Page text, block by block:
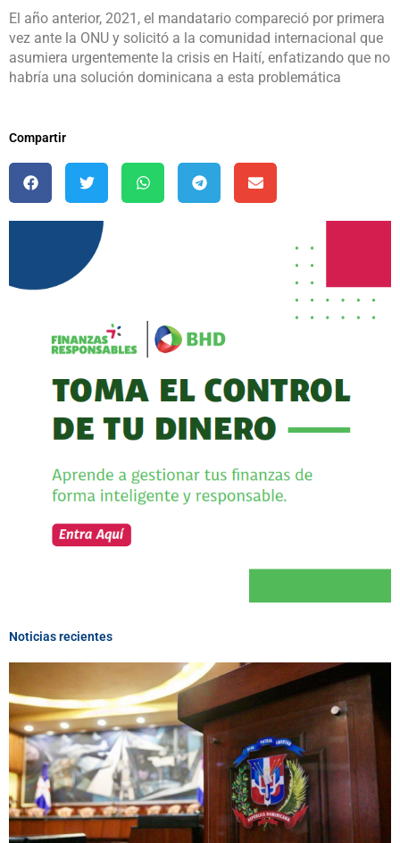
El año anterior, 2021, el mandatario compareció por primera
vez ante la ONU y solicitó a la comunidad internacional que
asumiera urgentemente la crisis en Haití, enfatizando que no
habría una solución dominicana a esta problemática
Compartir
Noticias recientes